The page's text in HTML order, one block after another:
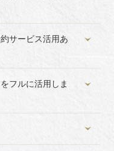
サービス活用あ
フルに活用しま